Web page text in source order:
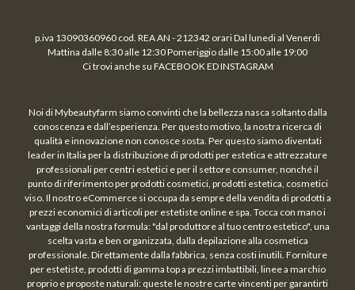
p.iva 13090360960 cod. REA AN - 212342 orari Dal lunedi al Venerdi
Mattina dalle 8:30 alle 12:30 Pomeriggio dalle 15:00 alle 19:00
Ci trovi anche su FACEBOOK ED INSTAGRAM
Noi di Mybeautyfarm siamo convinti che la bellezza nasca soltanto dalla
conoscenza e dall’esperienza. Per questo motivo, la nostra ricerca di
qualità e innovazione non conosce sosta. Per questo siamo diventati
leader in Italia per la distribuzione di prodotti per estetica e attrezzature
professionali per centri estetici e per il settore consumer, nonché il
punto di riferimento per prodotti cosmetici, prodotti estetica, cosmetici
viso. Il nostro eCommerce si occupa da sempre della vendita di prodotti a
prezzi economici di articoli per estetiste online e spa. Tocca con mano i
vantaggi della nostra formula: "dal produttore al tuo centro estetico", una
scelta vasta e ben organizzata, dalla depilazione alla cosmetica
professionale. Direttamente dalla fabbrica, senza costi inutili. Forniture
per estetiste, prodotti di gamma top a prezzi imbattibili, linee a marchio
proprio e proposte naturali: queste le nostre carte vincenti per garantirti